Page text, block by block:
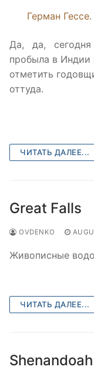
Герман
Да, да,
пробыла в Индии
отметить
оттуда.
ЧИТАТЬ ДАЛЕЕ...
Great Falls
OVDENKO
Живописные
ЧИТАТЬ ДАЛЕЕ...
Shenandoah